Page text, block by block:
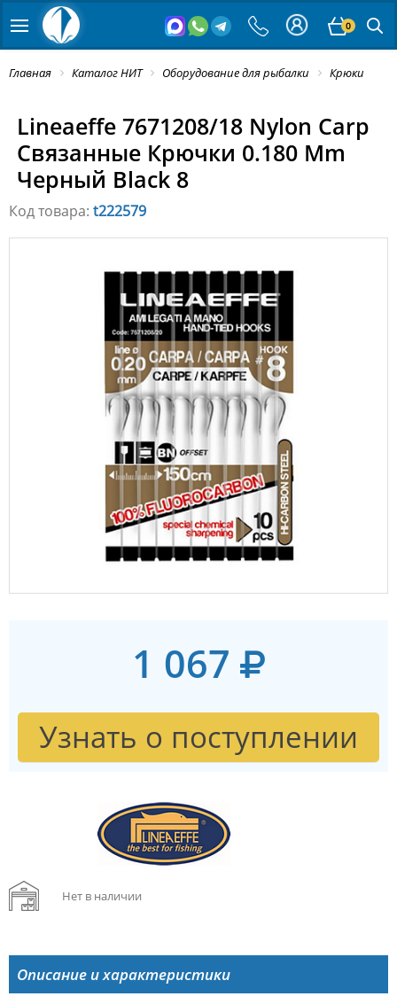
0
Главная Каталог НИТ Оборудование для рыбалки Крюки
Lineaeffe 7671208/18 Nylon Carp
Связанные Крючки 0.180 Mm
Черный Black 8
Код товара: t222579
1 067
Узнать о поступлении
Нет в наличии
Описание и характеристики